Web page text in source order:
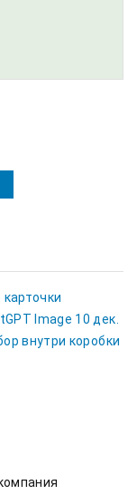
карточки
Image 10 дек.
внутри коробки